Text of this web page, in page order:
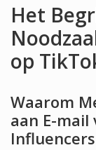
Het
op
Waarom
aan E-
Influencers